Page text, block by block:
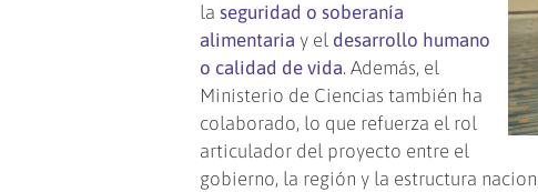
la seguridad o soberanía
alimentaria y el desarrollo humano
o calidad de vida. Además, el
Ministerio de Ciencias también ha
colaborado, lo que refuerza el rol
articulador del proyecto entre el
gobierno, la región y la estructura